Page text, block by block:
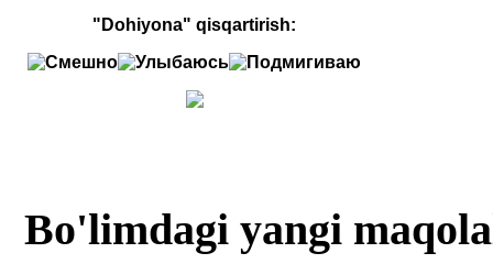
"Dohiyona" qisqartirish:
Bo'limdagi yangi